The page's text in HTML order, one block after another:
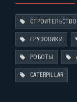
СТРОИТЕЛЬСТВО
ГРУЗОВИКИ
РОБОТЫ
CATERPILLAR